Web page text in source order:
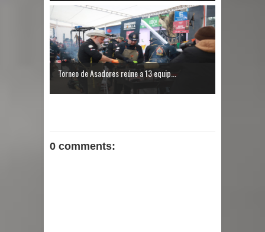
Torneo de Asadores reúne a 13 equip...
0 comments: